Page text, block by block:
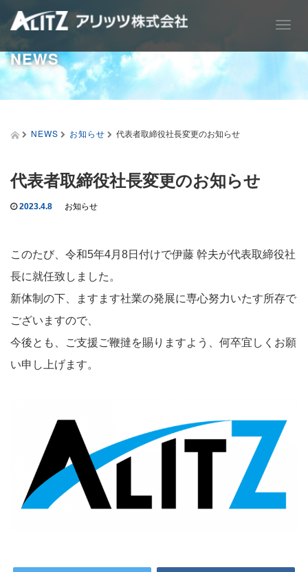
T
g
e
NEWS
NEWS お知らせ 代表者取締役社長変更のお知らせ
代表者取締役社長変更のお知らせ
2023.4.8 お知らせ
このたび、令和5年4月8日付けで伊藤 幹夫が代表取締役社
長に就任致しました。
新体制の下、ますます社業の発展に専心努力いたす所存で
ございますので、
今後とも、ご支援ご鞭撻を賜りますよう、何卒宜しくお願
い申し上げます。